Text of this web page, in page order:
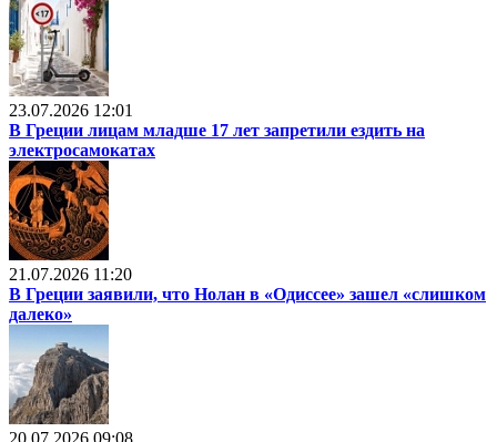
23.07.2026 12:01
В Греции лицам младше 17 лет запретили ездить на
электросамокатах
21.07.2026 11:20
В Греции заявили, что Нолан в «Одиссее» зашел «слишком
далеко»
20.07.2026 09:08